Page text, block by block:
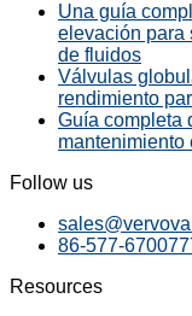
Una guía
elevación para
de fluidos
Válvulas
rendimiento
Guía completa
mantenimiento
Follow us
86-577-
Resources